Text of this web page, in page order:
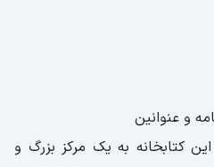
و عنوانین
کتابخانه به یک مرکز بزرگ و